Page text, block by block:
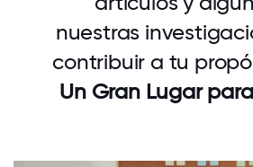
nuestras
contribuir a tu
Un Gran Lugar